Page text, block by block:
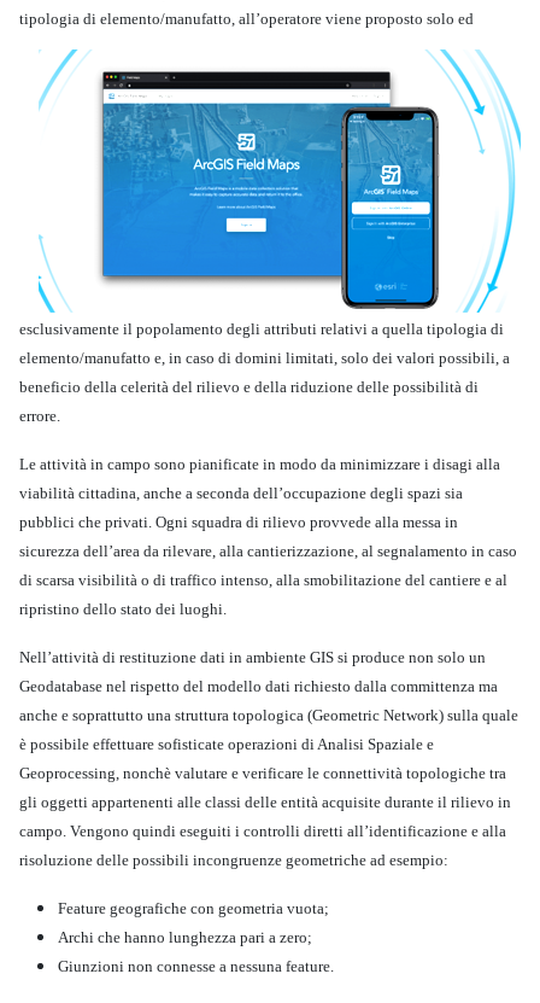
tipologia di elemento/manufatto, all’operatore viene proposto solo ed
esclusivamente il popolamento degli attributi relativi a quella tipologia di
elemento/manufatto e, in caso di domini limitati, solo dei valori possibili, a
beneficio della celerità del rilievo e della riduzione delle possibilità di
errore.
Le attività in campo sono pianificate in modo da minimizzare i disagi alla
viabilità cittadina, anche a seconda dell’occupazione degli spazi sia
pubblici che privati. Ogni squadra di rilievo provvede alla messa in
sicurezza dell’area da rilevare, alla cantierizzazione, al segnalamento in caso
di scarsa visibilità o di traffico intenso, alla smobilitazione del cantiere e al
ripristino dello stato dei luoghi.
Nell’attività di restituzione dati in ambiente GIS si produce non solo un
Geodatabase nel rispetto del modello dati richiesto dalla committenza ma
anche e soprattutto una struttura topologica (Geometric Network) sulla quale
è possibile effettuare sofisticate operazioni di Analisi Spaziale e
Geoprocessing, nonchè valutare e verificare le connettività topologiche tra
gli oggetti appartenenti alle classi delle entità acquisite durante il rilievo in
campo. Vengono quindi eseguiti i controlli diretti all’identificazione e alla
risoluzione delle possibili incongruenze geometriche ad esempio:
Feature geografiche con geometria vuota;
Archi che hanno lunghezza pari a zero;
Giunzioni non connesse a nessuna feature.